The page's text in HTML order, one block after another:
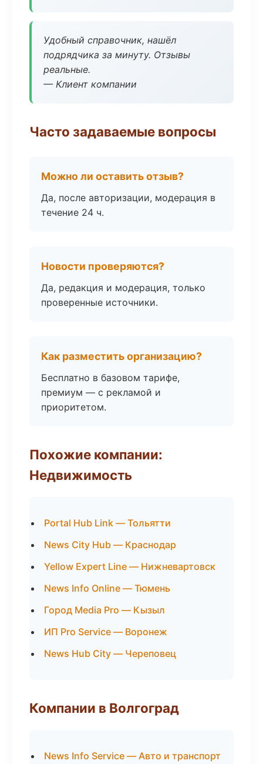
Удобный справочник, нашёл
подрядчика за минуту. Отзывы
реальные.
— Клиент компании
Часто задаваемые вопросы
Можно ли оставить отзыв?
Да, после авторизации, модерация в
течение 24 ч.
Новости проверяются?
Да, редакция и модерация, только
проверенные источники.
Как разместить организацию?
Бесплатно в базовом тарифе,
премиум — с рекламой и
приоритетом.
Похожие компании:
Недвижимость
Portal Hub Link — Тольятти
News City Hub — Краснодар
Yellow Expert Line — Нижневартовск
News Info Online — Тюмень
Город Media Pro — Кызыл
ИП Pro Service — Воронеж
News Hub City — Череповец
Компании в Волгоград
News Info Service — Авто и транспорт